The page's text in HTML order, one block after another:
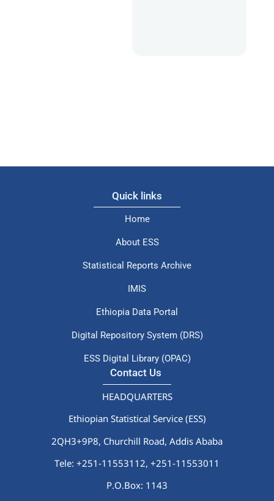
Quick links
Contact Us
HEADQUARTERS
Ethiopian Statistical Service (ESS)